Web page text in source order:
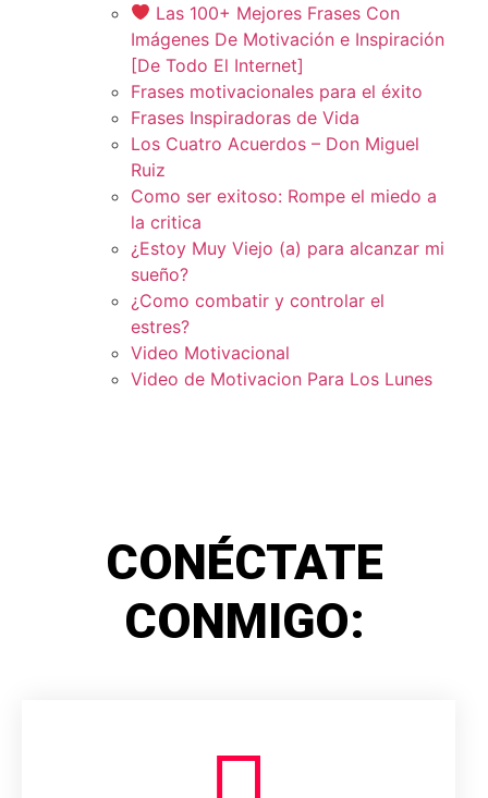
Las 100+ Mejores Frases Con
Imágenes De Motivación e Inspiración
[De Todo El Internet]
Frases motivacionales para el éxito
Frases Inspiradoras de Vida
Los Cuatro Acuerdos – Don Miguel
Ruiz
Como ser exitoso: Rompe el miedo a
la critica
¿Estoy Muy Viejo (a) para alcanzar mi
sueño?
¿Como combatir y controlar el
estres?
Video Motivacional
Video de Motivacion Para Los Lunes
CONÉCTATE
CONMIGO: